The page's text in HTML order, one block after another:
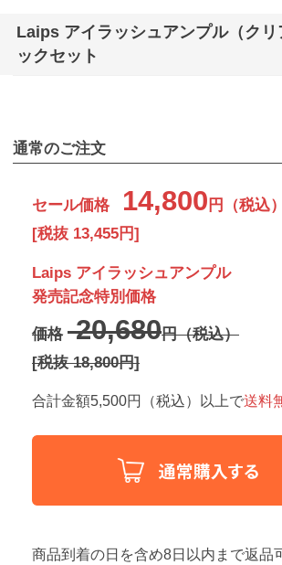
Laips アイラッシュアンプル（ク
ックセット
通常のご注文
セール価格 14,800円（税込）
[税抜 13,455円]
Laips アイラッシュアンプル
発売記念特別価格
価格 20,680円（税込）
[税抜 18,800円]
合計金額5,500円（税込）以上で送料
商品到着の日を含め8日以内まで返品